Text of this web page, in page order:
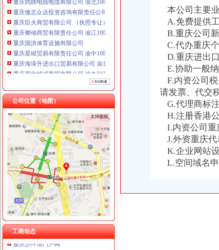
重庆傲志众达投资咨询有限责任公司 渝九1000万 （增资）
重庆臣夫商贸有限公司 （执照专让）
重庆卿倾商贸有限责任公司 渝江100万 （工商注册）
重庆国洪体育设施有限公司
重庆星竣贸易有限责任公司 渝中100万 （进出口权）
重庆海谛升进出口贸易有限公司 渝北100万 （进出口权）
重庆奕欣锦诚商贸有限公司 渝九50万 （工商注册）
重庆三虹房地产营销策划有限公司
重庆宝鹰汽车销售有限公司
公司位置（地图）
工商动态
重庆税务注销
【重庆亿源财税融资咨询代办营业执照营业哪家比较好】价格,厂家,
为什么需要撤销西部吸直辖市？2011年四川上缴中央的税收是重庆的
税务代理服务、帐务清理-重庆便民网
《一般纳税人注销流程》100篇第一文库网
重庆工商注册代理记账变更税务财务佼佼泽工商
重庆财税_专业的财务、税收实务网站-亿企赢财税资讯
国家税务总局2015年持续加“规范税务”建设_部门新闻_新闻_中国
重庆沙坪坝门户网
【重庆财务/审计/税务招聘_新重庆财务/审计/税务招聘信息】-前程无忧
本公司主要
A.免费提供
B.重庆公司
C.代办重庆
D.重庆进出
E.协助一般
F.内资公司
请发票、代交
G.代理商标
H.注册香港
I.内资公司重
J.外资重庆代
K.企业网站
L.空间域名